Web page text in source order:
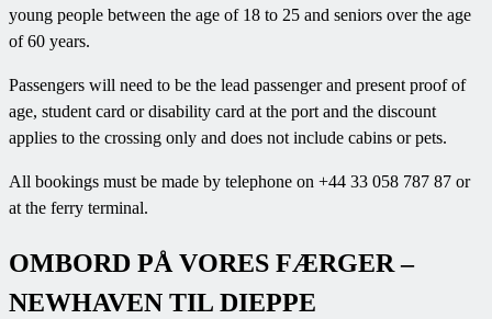
young people between the age of 18 to 25 and seniors over the age
of 60 years.
Passengers will need to be the lead passenger and present proof of
age, student card or disability card at the port and the discount
applies to the crossing only and does not include cabins or pets.
All bookings must be made by telephone on +44 33 058 787 87 or
at the ferry terminal.
OMBORD PÅ VORES FÆRGER –
NEWHAVEN TIL DIEPPE